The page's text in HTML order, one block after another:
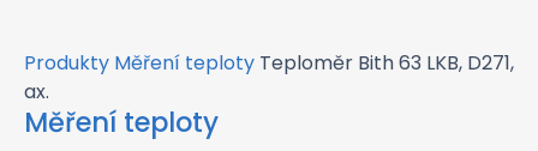
Produkty Měření teploty Teploměr Bith 63 LKB, D271,
ax.
Měření teploty